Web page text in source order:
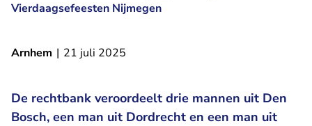
Vierdaagsefeesten Nijmegen
Arnhem | 21 juli 2025
De rechtbank veroordeelt drie mannen uit Den
Bosch, een man uit Dordrecht en een man uit